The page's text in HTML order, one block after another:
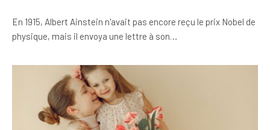
En 1915, Albert Ainstein n'avait pas encore reçu le prix Nobel de
physique, mais il envoya une lettre à son…